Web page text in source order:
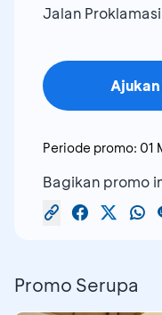
Jalan
Periode promo: 01
Bagikan promo
Promo Serupa